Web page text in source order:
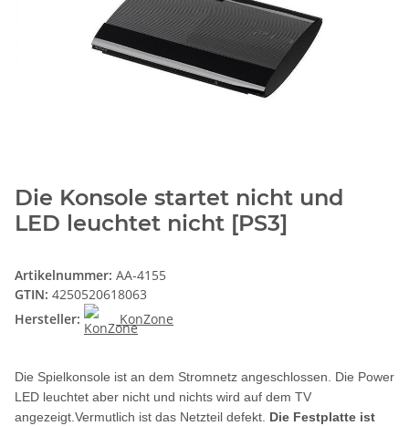
Die Konsole startet nicht und
LED leuchtet nicht [PS3]
Artikelnummer: AA-4155
GTIN: 4250520618063
Hersteller:
KonZone
Die Spielkonsole ist an dem Stromnetz angeschlossen. Die Power
LED leuchtet aber nicht und nichts wird auf dem TV
angezeigt.Vermutlich ist das Netzteil defekt. Die Festplatte ist